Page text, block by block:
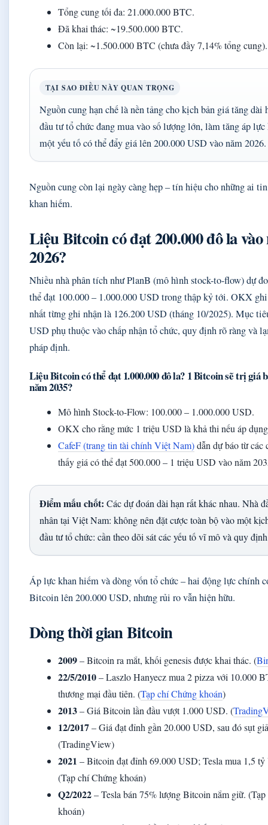
Tổng cung tối đa: 21.000.000 BTC.
Đã khai thác: ~19.500.000 BTC.
Còn lại: ~1.500.000 BTC (chưa đầy 7,14% tổng cung).
TẠI SAO ĐIỀU NÀY QUAN TRỌNG
Nguồn cung hạn chế là nền tảng cho kịch bản giá tăng dài
đầu tư tổ chức đang mua vào số lượng lớn, làm tăng áp
một yếu tố có thể đẩy giá lên 200.000 USD vào năm 2026.
Nguồn cung còn lại ngày càng hẹp – tín hiệu cho những ai
khan hiếm.
Liệu Bitcoin có đạt 200.000 đô la
2026?
Nhiều nhà phân tích như PlanB (mô hình stock-to-flow) dự
thể đạt 100.000 – 1.000.000 USD trong thập kỷ tới. OKX
nhất từng ghi nhận là 126.200 USD (tháng 10/2025). Mục
USD phụ thuộc vào chấp nhận tổ chức, quy định rõ ràng và
pháp định.
Liệu Bitcoin có thể đạt 1.000.000 đô la? 1 Bitcoin sẽ trị giá
năm 2035?
Mô hình Stock-to-Flow: 100.000 – 1.000.000 USD.
OKX cho rằng mức 1 triệu USD là khả thi nếu áp
CafeF (trang tin tài chính Việt Nam)dẫn dự báo từ các
thấy giá có thể đạt 500.000 – 1 triệu USD vào năm
Điểm mấu chốt: Các dự đoán dài hạn rất khác nhau. Nhà
nhân tại Việt Nam: không nên đặt cược toàn bộ vào một
đầu tư tổ chức: cần theo dõi sát các yếu tố vĩ mô và quy
Áp lực khan hiếm và dòng vốn tổ chức – hai động lực chính
Bitcoin lên 200.000 USD, nhưng rủi ro vẫn hiện hữu.
Dòng thời gian Bitcoin
2009– Bitcoin ra mắt, khối genesis được khai thác. (
22/5/2010– Laszlo Hanyecz mua 2 pizza với 10.000
thương mại đầu tiên. (Tạp chí Chứng khoán)
2013– Giá Bitcoin lần đầu vượt 1.000 USD. (
12/2017– Giá đạt đỉnh gần 20.000 USD, sau đó sụt
(TradingView)
2021 – Bitcoin đạt đỉnh 69.000 USD; Tesla mua 1,5
(Tạp chí Chứng khoán)
Q2/2022– Tesla bán 75% lượng Bitcoin nắm giữ.
khoán)